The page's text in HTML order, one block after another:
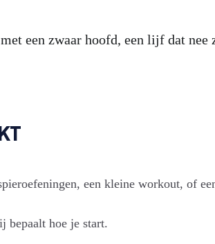
een zwaar hoofd, een lijf dat
een kleine workout, of
bepaalt hoe je start.